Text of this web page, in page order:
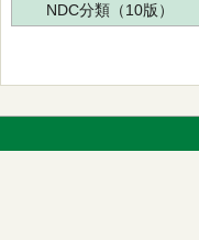
NDC分類（10版）